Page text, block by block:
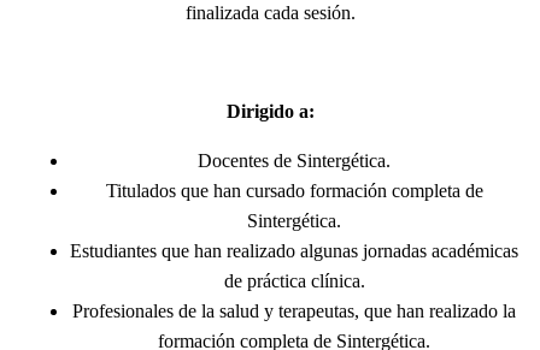
finalizada cada sesión.
Dirigido a:
Docentes de Sintergética.
Titulados que han cursado formación completa de
Sintergética.
Estudiantes que han realizado algunas jornadas académicas
de práctica clínica.
Profesionales de la salud y terapeutas, que han realizado la
formación completa de Sintergética.